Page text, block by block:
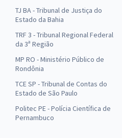
TJ BA - Tribunal de Justiça do
Estado da Bahia
TRF 3 - Tribunal Regional Federal
da 3ª Região
MP RO - Ministério Público de
Rondônia
TCE SP - Tribunal de Contas do
Estado de São Paulo
Politec PE - Polícia Científica de
Pernambuco